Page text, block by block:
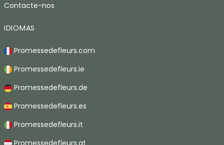
Contacte-nos
IDIOMAS
Promessedefleurs.com
Promessedefleurs.ie
Promessedefleurs.de
Promessedefleurs.es
Promessedefleurs.it
Promessedefleurs.at